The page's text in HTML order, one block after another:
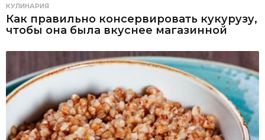
КУЛИНАРИЯ
Как правильно консервировать кукурузу,
чтобы она была вкуснее магазинной